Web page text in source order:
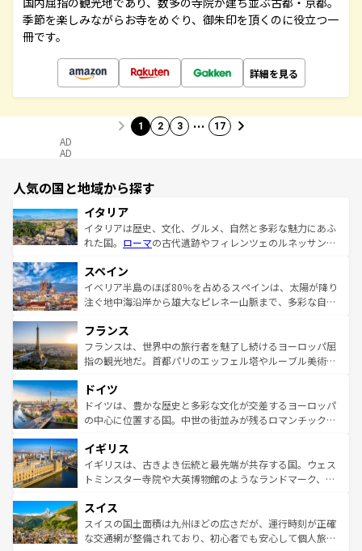
季節を楽しみながらお寺をめぐり、御朱印を頂くのに役立つ一
冊です。
詳細を見る
1 2 3 … 17
AD
AD
人気の国と地域から探す
イタリア
イタリアは歴史、文化、グルメ、自然と多彩な魅力にあふ
れた国。 ローマの古代遺跡やフィレンツェのルネッサンス
ろん、トスカーナの美しい田園風景やアマルフィ海岸の絶
景など、自然景観も見逃せない。観光の合間には、本場の
ピザやパスタなど、絶品のイタリア料理を堪能することも
ませてくれるイタリアで、忘れられない旅をしてみよう！
なお、新着のイタリア情報はコンテンツ一覧 を参照してほ
しい。
スペイン
イベリア半島のほぼ80％を占めるスペインは、太陽が降り
注ぐ地中海沿岸から雄大なピレネー山脈まで、多彩な自然
文化が根付くこの国では、情熱的なフラメンコ、熱気あふ
れる闘牛、そして美味しいタパスが生活の一部となってい
る。首都マドリードの洗練された雰囲気や、バルセロナの
の城塞都市、穏やかなビーチリゾートまで多彩な表情を見
せる。地方によって風土や気候が異なるスペインはその個
性で訪れる人を魅了する。 なお、新着のスペイン情報はコ
フランス
フランスは、世界中の旅行者を魅了し続けるヨーロッパ屈
指の観光地だ。首都パリのエッフェル塔やルーブル美術館
で、幅広い魅力が詰まっている。華麗な宮殿、歴史的な大
聖堂、美しいビーチ、そして豊かな自然が、訪れる者を心
から魅了する。また、フランスは美食の国としても知ら
いる。シャンパンの発祥地であるランス、プロヴァンスの
香り高いラベンダー畑など、多彩な楽しみ方が可能だ。さ
らに、パリ以外の地域にも魅力が溢れており、どの街角に
れる地方に足を運ぶとそれぞれで全く異なる文化を体験で
きるだろう。 なお、新着のフランス情報はコンテンツ一覧
を参照してほしい。
ドイツ
ドイツは、豊かな歴史と多彩な文化が交差するヨーロッパ
の中心に位置する国。中世の街並みが残るロマンチック街
顔を持つこの国は、どこを歩いても飽きることがない。ベ
ルリンの文化的活気、バイエルン州のアルプスの絶景、そ
してライン川沿いのワイン畑といった風景は必見。ビール
は、お酒好きな人にはぜひ体験してほしい。 なお、新着の
ドイツ情報はコンテンツ一覧を参照してほしい。
イギリス
イギリスは、古きよき伝統と最先端が共存する国。ウェス
トミンスター寺院や大英博物館のようなランドマーク、歴
リアごとに異なる魅力がある。また、優雅なアフタヌーン
ティー、ビール好きにはたまらない英国パブ、サッカー観
戦など、本場だからこそできる体験も豊富。イギリスを旅
スイス
スイスの国土面積は九州ほどの広さだが、運行時刻が正確
な交通網が整備されており、初心者でも安心して個人旅行